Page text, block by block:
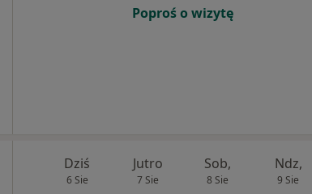
Poproś o wizytę
Dziś
6 Sie
Jutro
7 Sie
Sob,
8 Sie
Ndz,
9 Sie